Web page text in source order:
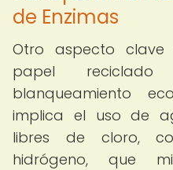
de Enzimas
Otro aspecto
papel
blanqueamiento
implica el uso de
libres de cloro,
hidrógeno, que